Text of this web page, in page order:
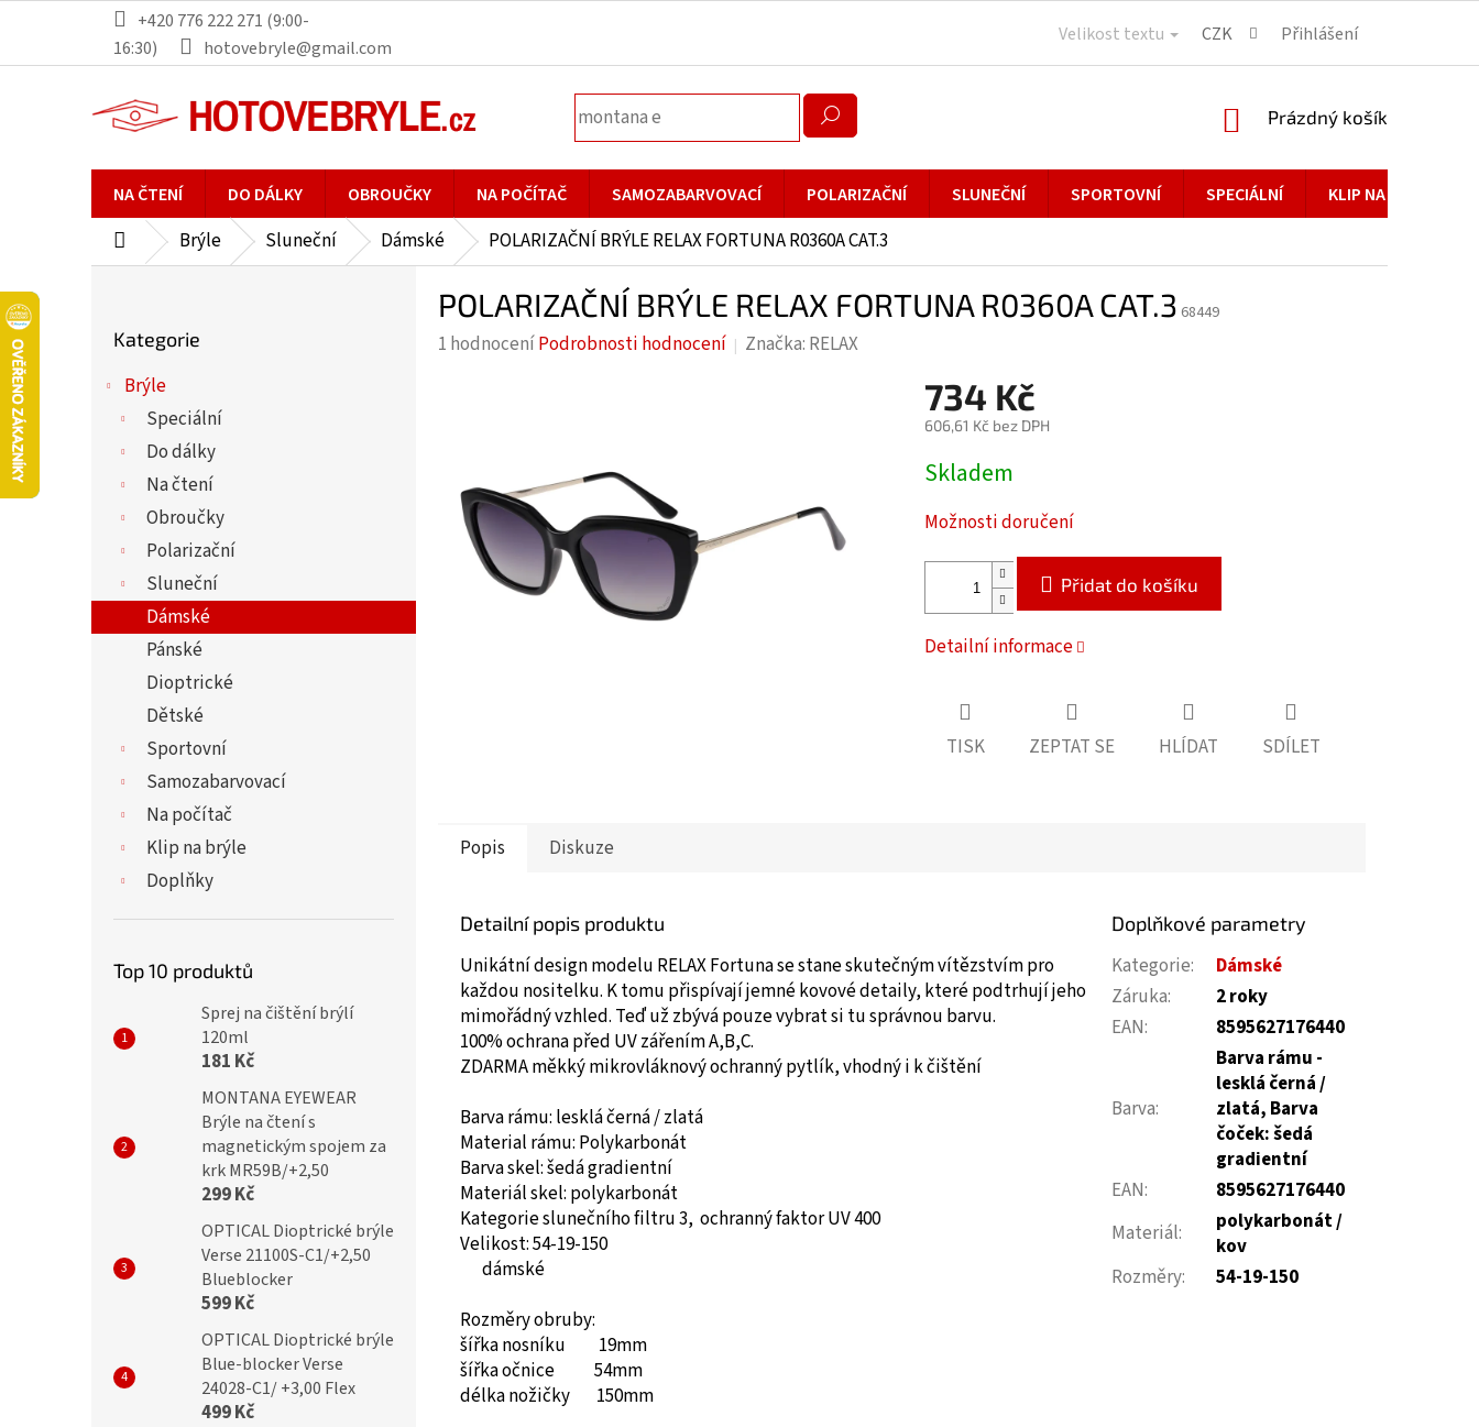
obsah
+420 776 222 271 (9:00-
16:30)
hotovebryle@gmail.com
Velikost textu CZK Přihlášení
NÁKUPNÍ
Prázdný košík
NA ČTENÍ DO DÁLKY OBROUČKY NA POČÍTAČ SAMOZABARVOVACÍ POLARIZAČNÍ SLUNEČNÍ SPORTOVNÍ SPECIÁLNÍ KLIP NA BRÝLE
DomůBrýle Sluneční Dámské POLARIZAČNÍ BRÝLE RELAX FORTUNA R0360A CAT.3
e
l
kategorie
Kategorie
Brýle
Speciální
Do dálky
Na čtení
Obroučky
Polarizační
Sluneční
Dámské
Pánské
Dioptrické
Dětské
Sportovní
Samozabarvovací
Na počítač
Klip na brýle
Doplňky
Top 10 produktů
Sprej na čištění brýlí
120ml
181 Kč
MONTANA EYEWEAR
Brýle na čtení s
magnetickým spojem za
krk MR59B/+2,50
299 Kč
OPTICAL Dioptrické brýle
Verse 21100S-C1/+2,50
Blueblocker
599 Kč
OPTICAL Dioptrické brýle
Blue-blocker Verse
24028-C1/ +3,00 Flex
499 Kč
POLARIZAČNÍ BRÝLE RELAX FORTUNA R0360A CAT.3 68449
Průměrné
hvězdiček.
1 hodnoceníPodrobnosti hodnocení Značka: RELAX
734 Kč
606,61 Kč bez DPH
Měrná
cena:
Skladem
Možnosti doručení
Přidat do košíku
Detailní informace
TISK ZEPTAT SE HLÍDAT SDÍLET
Popis Diskuze
Detailní popis produktu
Unikátní design modelu RELAX Fortuna se stane skutečným vítězstvím pro
každou nositelku. K tomu přispívají jemné kovové detaily, které podtrhují jeho
mimořádný vzhled. Teď už zbývá pouze vybrat si tu správnou barvu.
100% ochrana před UV zářením A,B,C.
ZDARMA měkký mikrovláknový ochranný pytlík, vhodný i k čištění
Barva rámu: leskláčerná/ zlatá
Material rámu: Polykarbonát
Barva skel:šedá gradientní
Materiál skel: polykarbonát
Kategorie slunečního filtru 3, ochranný faktor UV 400
Velikost: 54-19-150
dámské
Rozměry obruby:
šířka nosníku 19mm
šířka očnice 54mm
délka nožičky 150mm
Doplňkové parametry
Kategorie:
Dámské
Záruka:
2 roky
EAN: 8595627176440
Barva:
Barva rámu -
lesklá černá /
zlatá, Barva
čoček: šedá
gradientní
EAN:
8595627176440
Materiál:
polykarbonát /
kov
Rozměry: 54-19-150